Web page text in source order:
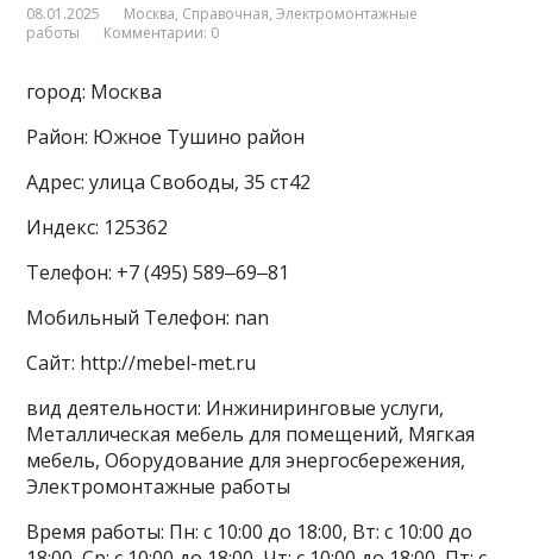
08.01.2025 Москва, Справочная,Электромонтажные
работы
Комментарии: 0
город: Москва
Район: Южное Тушино район
Адрес: улица Свободы, 35 ст42
Индекс: 125362
Телефон: +7 (495) 589‒69‒81
Мобильный Телефон: nan
Сайт: http://mebel-met.ru
вид деятельности: Инжиниринговые услуги,
Металлическая мебель для помещений, Мягкая
мебель, Оборудование для энергосбережения,
Электромонтажные работы
Время работы: Пн: с 10:00 до 18:00, Вт: с 10:00 до